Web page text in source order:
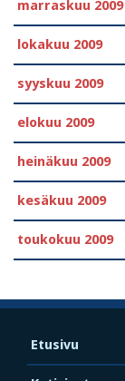
marraskuu 2009
lokakuu 2009
syyskuu 2009
elokuu 2009
heinäkuu 2009
kesäkuu 2009
toukokuu 2009
Etusivu